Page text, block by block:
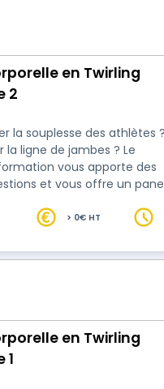
en Twirling
2
la souplesse des athlètes ?
ligne de jambes ? Le
vous apporte des
et vous offre un
vos athlètes vont être
> 0€ HT
en Twirling
1